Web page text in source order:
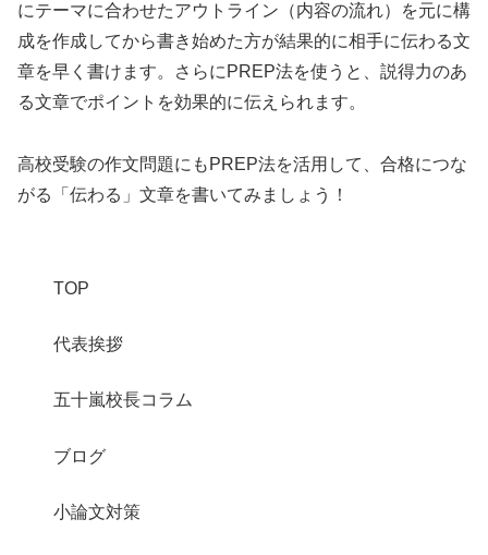
にテーマに合わせたアウトライン（内容の流れ）を元に構
成を作成してから書き始めた方が結果的に相手に伝わる文
章を早く書けます。さらにPREP法を使うと、説得力のあ
る文章でポイントを効果的に伝えられます。
高校受験の作文問題にもPREP法を活用して、合格につな
がる「伝わる」文章を書いてみましょう！
TOP
代表挨拶
五十嵐校長コラム
ブログ
小論文対策